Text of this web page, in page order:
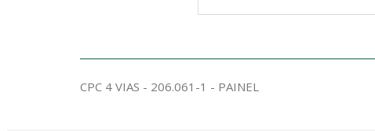
CPC 4 VIAS - 206.061-1 - PAINEL